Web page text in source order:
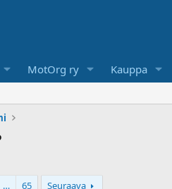
MotOrg ry Kauppa
… 65 Seuraava